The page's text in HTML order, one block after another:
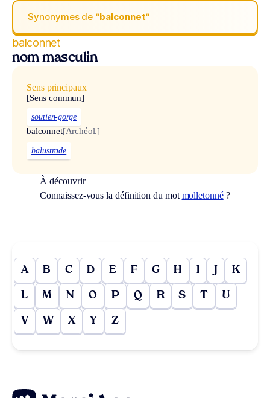
Synonymes de “balconnet“
balconnet
nom masculin
Sens principaux
[Sens commun]
soutien-gorge
balconnet[Archéol.]
balustrade
À découvrir
Connaissez-vous la définition du mot molletonné?
A B C D E F G H I J K
L M N O P Q R S T U
V W X Y Z